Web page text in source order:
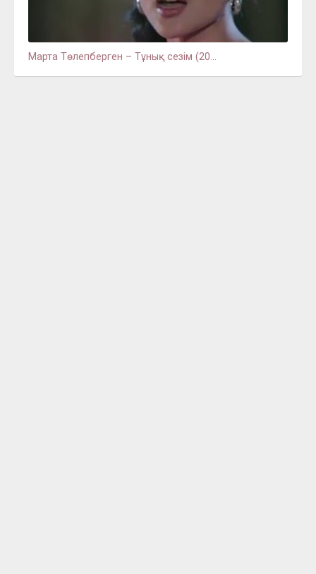
Марта Төлепберген – Тұнық сезім (20...